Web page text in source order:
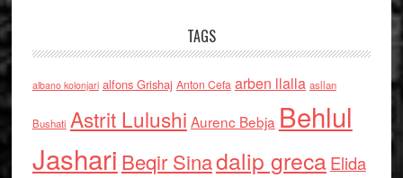
TAGS
albano kolonjari alfons Grishaj Anton Cefa arben llalla asllan
Bushati Astrit Lulushi Aurenc Bebja Behlul
Jashari Beqir Sinadalip grecaElida